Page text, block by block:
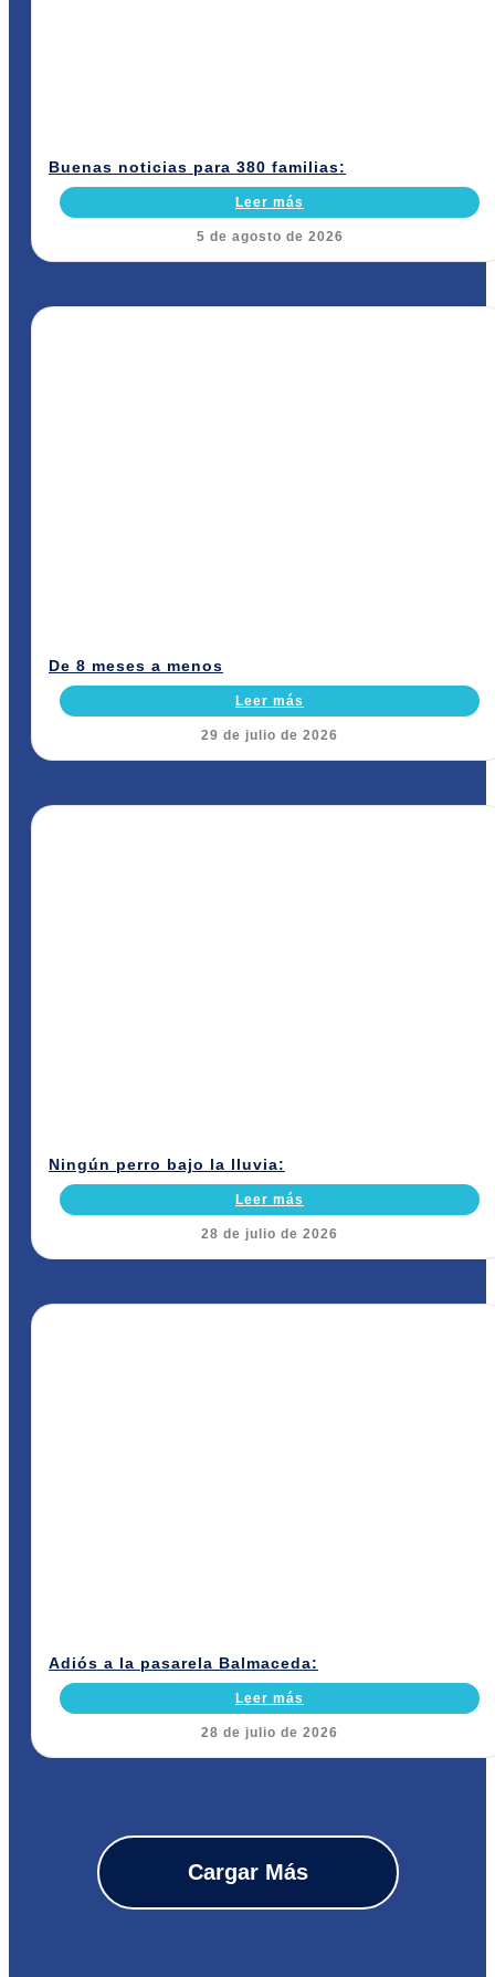
Buenas noticias para 380 familias:
Leer más
5 de agosto de 2026
De 8 meses a menos
Leer más
29 de julio de 2026
Ningún perro bajo la lluvia:
Leer más
28 de julio de 2026
Adiós a la pasarela Balmaceda:
Leer más
28 de julio de 2026
Cargar Más